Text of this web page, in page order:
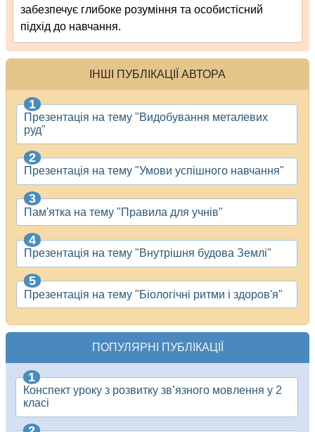
забезпечує глибоке розуміння та особистісний
підхід до навчання.
ІНШІ ПУБЛІКАЦІЇ АВТОРА
Презентація на тему "Видобування металевих
руд"
Презентація на тему "Умови успішного навчання"
Пам'ятка на тему "Правила для учнів"
Презентація на тему "Внутрішня будова Землі"
Презентація на тему "Біологічні ритми і здоров'я"
ПОПУЛЯРНІ ПУБЛІКАЦІЇ
Конспект уроку з розвитку зв’язного мовлення у 2
класі